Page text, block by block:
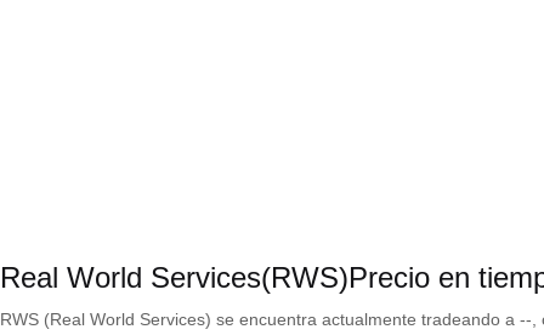
Real World Services(RWS)Precio en
RWS (Real World Services) se encuentra actualmente tradeando a --